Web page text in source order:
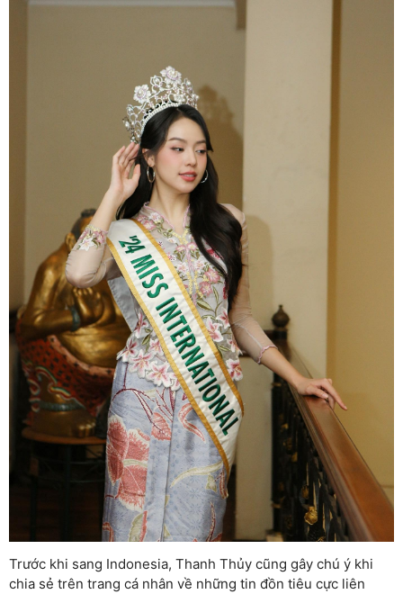
Trước khi sang Indonesia, Thanh Thủy cũng gây chú ý khi
chia sẻ trên trang cá nhân về những tin đồn tiêu cực liên